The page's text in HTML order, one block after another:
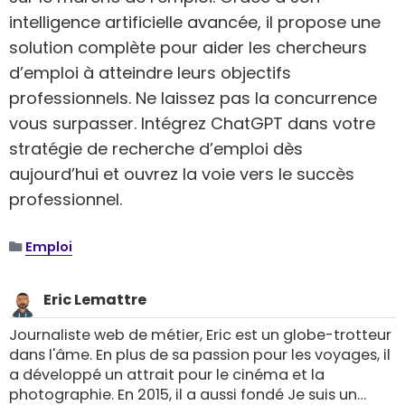
intelligence artificielle avancée, il propose une
solution complète pour aider les chercheurs
d’emploi à atteindre leurs objectifs
professionnels. Ne laissez pas la concurrence
vous surpasser. Intégrez ChatGPT dans votre
stratégie de recherche d’emploi dès
aujourd’hui et ouvrez la voie vers le succès
professionnel.
Emploi
Eric Lemattre
Journaliste web de métier, Eric est un globe-trotteur
dans l'âme. En plus de sa passion pour les voyages, il
a développé un attrait pour le cinéma et la
photographie. En 2015, il a aussi fondé Je suis un